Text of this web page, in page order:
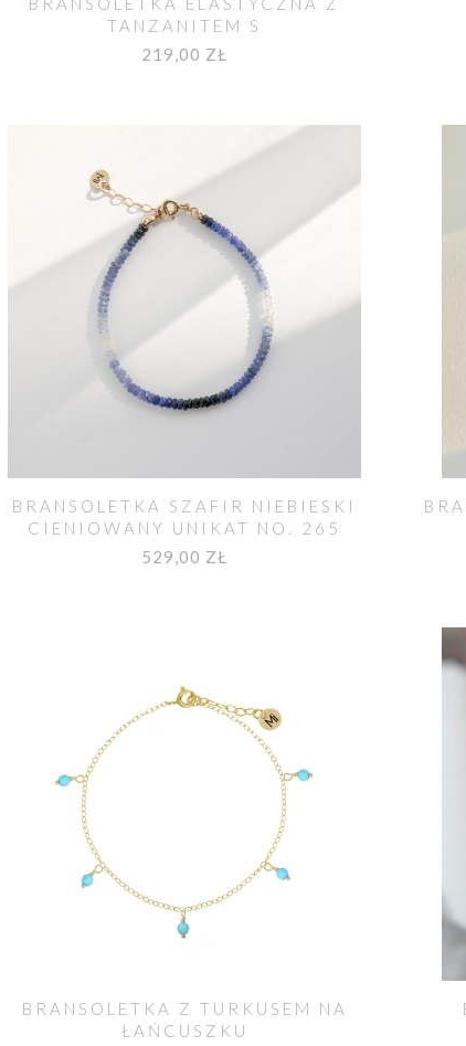
TANZANITEM S
219,00 ZŁ
BRANSOLETKA SZAFIR NIEBIESKI
CIENIOWANY UNIKAT NO. 265
529,00 ZŁ
BRANSOLETKA Z TURKUSEM NA
ŁAŃCUSZKU